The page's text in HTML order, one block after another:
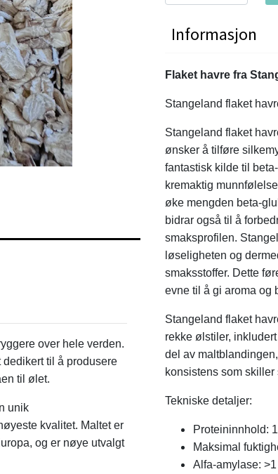
over hele verden.
til å produsere
til ølet.
unik
kvalitet. Maltet er
og er nøye utvalgt
Informasjon
Flaket havre fra
Stangeland flaket
Stangeland flaket
ønsker å tilføre
fantastisk kilde til
kremaktig
øke mengden beta-
bidrar også til å
smaksprofilen.
løseligheten og
smaksstoffer. Dette
evne til å gi aroma og
Stangeland flaket
rekke ølstiler,
del av
konsistens som
Tekniske detaljer:
Proteininnhold:
Maksimal
Alfa-amylase: